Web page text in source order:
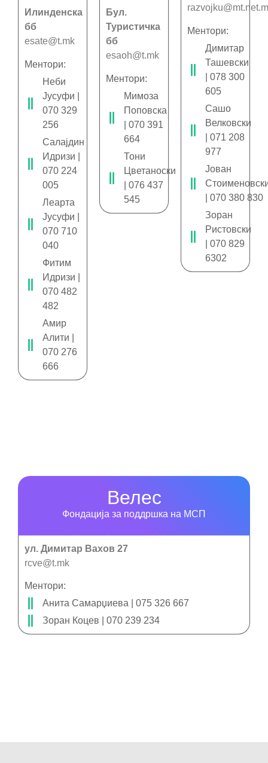
Илинденска
бб
esate@t.mk
Ментори:
Неби
Јусуфи |
070 329
256
Салајдин
Идризи |
070 224
005
Леарта
Јусуфи |
070 710
040
Фитим
Идризи |
070 482
482
Амир
Алити |
070 276
666
Бул.
Туристичка
бб
esaoh@t.mk
Ментори:
Мимоза
Поповска
| 070 391
664
Тони
Цветаноски
| 076 437
545
Ментори:
Димитар
Ташевски
| 078 300
605
Сашо
Велковски
| 071 208
977
Јован
| 070 380 830
Зоран
Ристовски
| 070 829
6302
Велес
Фондација за поддршка на МСП
ул. Димитар Вахов 27
rcve@t.mk
Ментори:
Анита Самарџиева | 075 326 667
Зоран Коцев | 070 239 234